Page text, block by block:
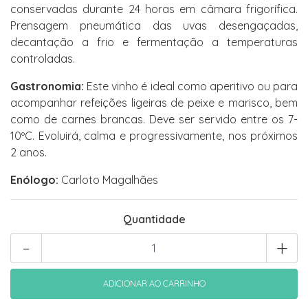
conservadas durante 24 horas em câmara frigorífica.
Prensagem pneumática das uvas desengaçadas,
decantação a frio e fermentação a temperaturas
controladas.
Gastronomia: Este vinho é ideal como aperitivo ou para
acompanhar refeições ligeiras de peixe e marisco, bem
como de carnes brancas. Deve ser servido entre os 7-
10ºC. Evoluirá, calma e progressivamente, nos próximos
2 anos.
Enólogo: Carloto Magalhães
Quantidade
+
-